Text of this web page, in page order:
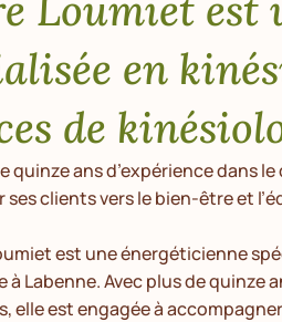
en
de
quinze ans d’expérience dans
ses clients vers le bien-être et
est une énergéticienne
à Labenne. Avec plus de quinze
elle est engagée à